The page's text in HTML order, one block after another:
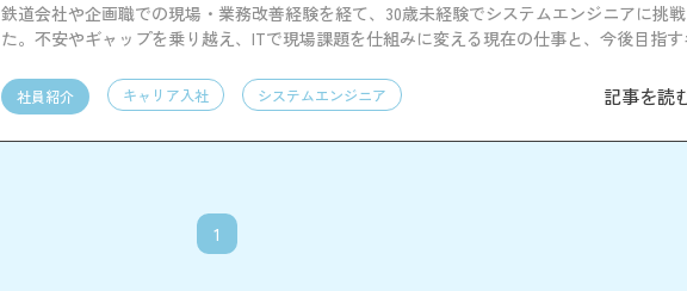
鉄道会社や企画職での現場・業務改善経験を経て、30歳未経験でシステムエンジニアに挑
た。不安やギャップを乗り越え、ITで現場課題を仕組みに変える現在の仕事と、今後目指す
社員紹介 キャリア入社 システムエンジニア 記事を読
1